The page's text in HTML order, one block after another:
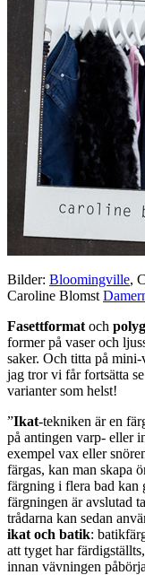
Bilder: Bloomingville,
Caroline Blomst
Fasettformat och
former på vaser och
saker. Och titta på
jag tror vi får fortsätta
varianter som helst!
”Ikat-tekniken är en
på antingen varp- eller
exempel vax eller
färgas, kan man skapa
färgning i flera bad kan
färgningen är avslutad
trådarna kan sedan
ikat och batik:
att tyget har
innan vävningen